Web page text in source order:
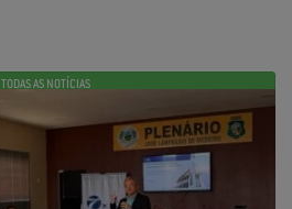
TODAS AS NOTÍCIAS